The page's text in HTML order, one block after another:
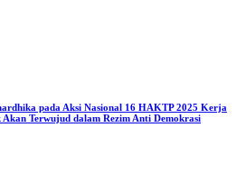
pada Aksi Nasional 16 HAKTP 2025 Kerja
Terwujud dalam Rezim Anti Demokrasi